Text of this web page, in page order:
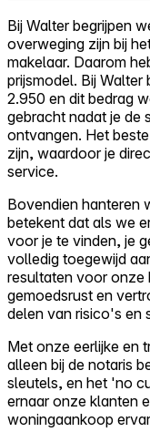
Bij Walter begrijpen
overweging zijn bij
makelaar. Daarom
prijsmodel. Bij
2.950 en dit bedrag
gebracht nadat je de
ontvangen. Het
zijn, waardoor je
service.
Bovendien hanteren
betekent dat als we
voor je te vinden, je
volledig toegewijd
resultaten voor onze
gemoedsrust en
delen van risico's en
Met onze eerlijke en
alleen bij de notaris
sleutels, en het 'no
ernaar onze klanten
woningaankoop